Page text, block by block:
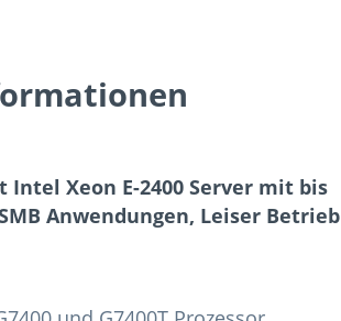
Intel Xeon E-2400 Server mit bis
Anwendungen, Leiser Betrieb